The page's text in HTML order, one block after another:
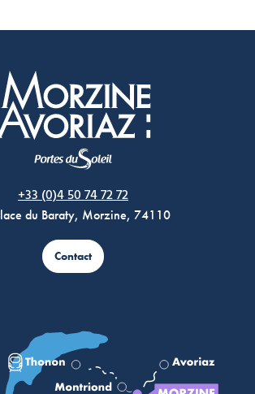
+33 (0)4 50 74 72 72
du Baraty, Morzine, 74110
Contact